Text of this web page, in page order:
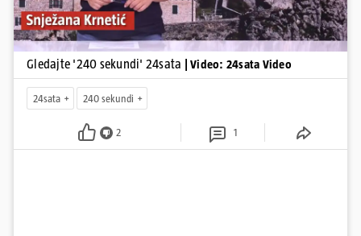
Gledajte '240 sekundi' 24sata | Video: 24sata Video
24sata 240 sekundi
2 1